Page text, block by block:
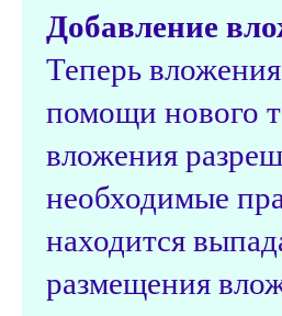
Добавление
Теперь
помощи нового
вложения
необходимые
находится
размещения